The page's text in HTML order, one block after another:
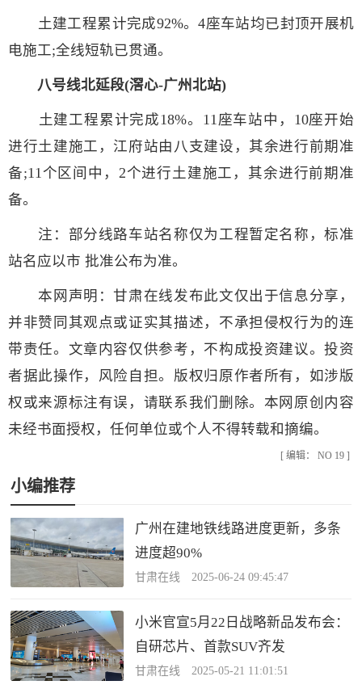
土建工程累计完成92%。4座车站均已封顶开展机
电施工;全线短轨已贯通。
八号线北延段(滘心-广州北站)
土建工程累计完成18%。11座车站中，10座开始
进行土建施工，江府站由八支建设，其余进行前期准
备;11个区间中，2个进行土建施工，其余进行前期准
备。
注：部分线路车站名称仅为工程暂定名称，标准
站名应以市 批准公布为准。
本网声明：甘肃在线发布此文仅出于信息分享，
并非赞同其观点或证实其描述，不承担侵权行为的连
带责任。文章内容仅供参考，不构成投资建议。投资
者据此操作，风险自担。版权归原作者所有，如涉版
权或来源标注有误，请联系我们删除。本网原创内容
未经书面授权，任何单位或个人不得转载和摘编。
[ 编辑： NO 19 ]
小编推荐
广州在建地铁线路进度更新，多条
进度超90%
甘肃在线 2025-06-24 09:45:47
小米官宣5月22日战略新品发布会：
自研芯片、首款SUV齐发
甘肃在线 2025-05-21 11:01:51